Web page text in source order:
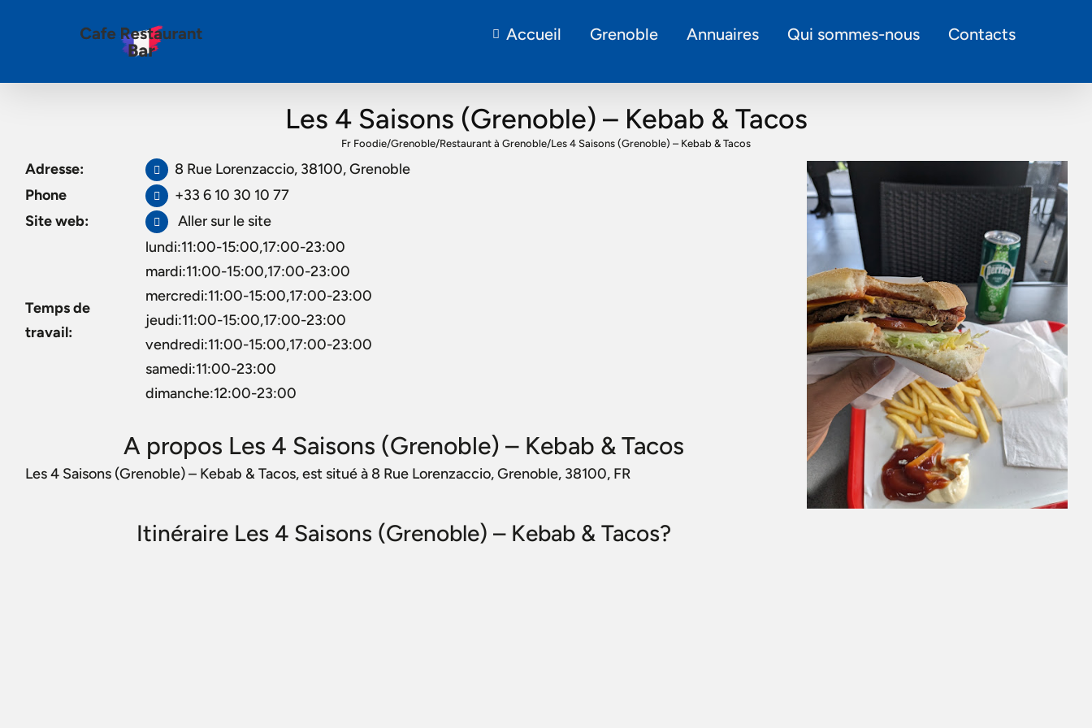
Accueil Grenoble Annuaires Qui sommes-nous Contacts
Les 4 Saisons (Grenoble) – Kebab & Tacos
Fr Foodie/Grenoble/Restaurant à Grenoble/Les 4 Saisons (Grenoble) – Kebab & Tacos
Adresse:
8 Rue Lorenzaccio, 38100, Grenoble
Phone
+33 6 10 30 10 77
Site web:
Aller sur le site
Temps de
travail:
lundi:11:00-15:00,17:00-23:00
mardi:11:00-15:00,17:00-23:00
mercredi:11:00-15:00,17:00-23:00
jeudi:11:00-15:00,17:00-23:00
vendredi:11:00-15:00,17:00-23:00
samedi:11:00-23:00
dimanche:12:00-23:00
A propos Les 4 Saisons (Grenoble) – Kebab & Tacos
Les 4 Saisons (Grenoble) – Kebab & Tacos, est situé à 8 Rue Lorenzaccio, Grenoble, 38100, FR
Itinéraire Les 4 Saisons (Grenoble) – Kebab & Tacos?